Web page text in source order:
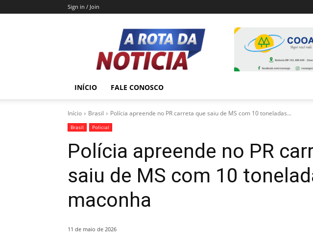
Sign in / Join
A
Rota
da
Notícia
INÍCIO FALE CONOSCO
Início Brasil Polícia apreende no PR carreta que saiu de MS com 10 toneladas...
Brasil Policial
Polícia apreende no PR
saiu de MS com 10
maconha
11 de maio de 2026